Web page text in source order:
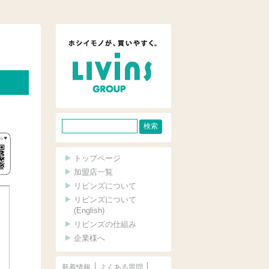
イ
ト
内
検
索
トップページ
加盟店一覧
リビンズについて
リビンズについて
(English)
リビンズの仕組み
企業様へ
新着情報 よくある質問